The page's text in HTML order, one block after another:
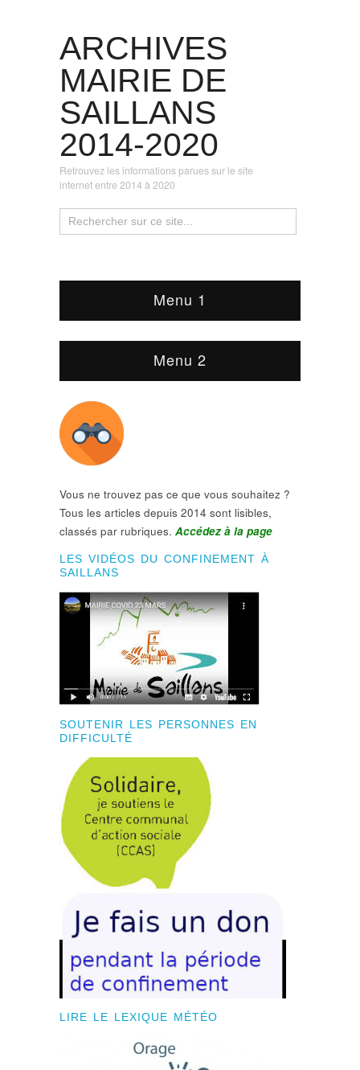
ARCHIVES
MAIRIE DE
SAILLANS
2014-2020
Retrouvez les informations parues sur le site
internet entre 2014 à 2020
Menu 1
Menu 2
Vous ne trouvez pas ce que vous souhaitez ?
Tous les articles depuis 2014 sont lisibles,
classés par rubriques. Accédez à la page
LES VIDÉOS DU CONFINEMENT À
SAILLANS
SOUTENIR LES PERSONNES EN
DIFFICULTÉ
LIRE LE LEXIQUE MÉTÉO